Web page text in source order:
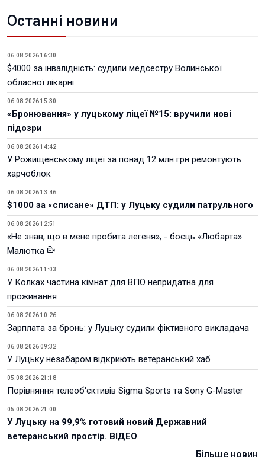
Останні новини
06.08.2026 16:30
$4000 за інвалідність: судили медсестру Волинської
обласної лікарні
06.08.2026 15:30
«Бронювання» у луцькому ліцеї №15: вручили нові
підозри
06.08.2026 14:42
У Рожищенському ліцеї за понад 12 млн грн ремонтують
харчоблок
06.08.2026 13:46
$1000 за «списане» ДТП: у Луцьку судили патрульного
06.08.2026 12:51
«Не знав, що в мене пробита легеня», - боєць «Любарта»
Малютка
06.08.2026 11:03
У Колках частина кімнат для ВПО непридатна для
проживання
06.08.2026 10:26
Зарплата за бронь: у Луцьку судили фіктивного викладача
06.08.2026 09:32
У Луцьку незабаром відкриють ветеранський хаб
05.08.2026 21:18
Порівняння телеоб'єктивів Sigma Sports та Sony G-Master
05.08.2026 21:00
У Луцьку на 99,9% готовий новий Державний
ветеранський простір. ВІДЕО
Більше новин